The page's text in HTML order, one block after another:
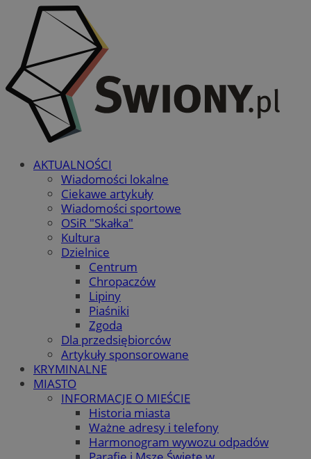
AKTUALNOŚCI
Wiadomości lokalne
Ciekawe artykuły
Wiadomości sportowe
OSiR "Skałka"
Kultura
Dzielnice
Centrum
Chropaczów
Lipiny
Piaśniki
Zgoda
Dla przedsiębiorców
Artykuły sponsorowane
KRYMINALNE
MIASTO
INFORMACJE O MIEŚCIE
Historia miasta
Ważne adresy i telefony
Harmonogram wywozu odpadów